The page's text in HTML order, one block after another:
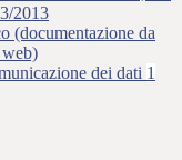
2013
(documentazione da
dei dati 1